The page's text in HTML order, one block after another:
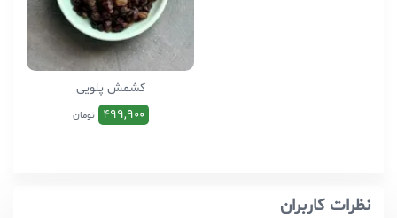
کشمش پلویی
499,900
تومان
نظرات کاربران